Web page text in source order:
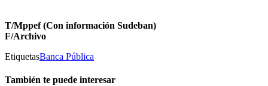
T/Mppef (Con información Sudeban)
F/Archivo
EtiquetasBanca Pública
También te puede interesar